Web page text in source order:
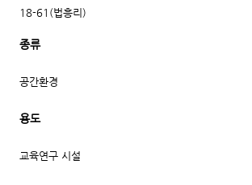
18-61(법흥리)
종류
공간환경
용도
교육연구 시설